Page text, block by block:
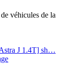
véhicules de la
J 1.4T] sh…